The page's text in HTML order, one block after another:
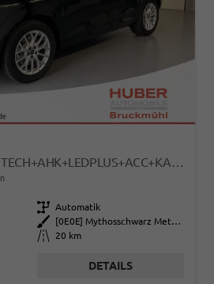
NEU TFSI QUATTRO TECH+AHK+LEDPLUS+ACC+KAMERA+ALU18+VOLLLACK
Getriebe Automatik
Außenfarbe
[0E0E] Mythosschwarz Metallic
Kilometerstand 20 km
DETAILS